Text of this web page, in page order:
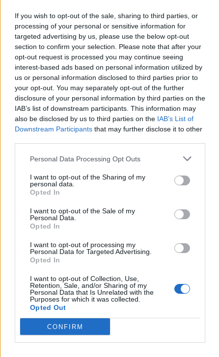
If you wish to opt-out of the sale, sharing to third parties, or
processing of your personal or sensitive information for
targeted advertising by us, please use the below opt-out
section to confirm your selection. Please note that after your
opt-out request is processed you may continue seeing
interest-based ads based on personal information utilized by
us or personal information disclosed to third parties prior to
your opt-out. You may separately opt-out of the further
disclosure of your personal information by third parties on the
IAB’s list of downstream participants. This information may
also be disclosed by us to third parties on the IAB’s List of
Downstream Participants that may further disclose it to other
Personal Data Processing Opt Outs
I want to opt-out of the Sharing of my
personal data.
Opted In
I want to opt-out of the Sale of my
Personal Data.
Opted In
I want to opt-out of processing my
Personal Data for Targeted Advertising.
Opted In
I want to opt-out of Collection, Use,
Retention, Sale, and/or Sharing of my
Personal Data that Is Unrelated with the
Purposes for which it was collected.
Opted Out
CONFIRM
di continuare con la propria attività di indagine e per ogni singolo
provvedimento è stato deciso che ognuno di esse deve
concludersi entro novanta giorni dalla notificazione dello stesso.
Al contempo l’avvio del procedimento prevede anche l’eventuale
irrogazione della sanzione pecuniaria prevista dall’art. 27, comma
12, del Codice del Consumo.
Tra l’altro, proprio lo scorso anno, arrivò unasanzione per la
mancata ottemperanza a diversi operatori telefonici.
Sourceagcm.it
E-mail
WhatsApp Stampa Altro
LE MIGLIORI OFFERTE AMAZON